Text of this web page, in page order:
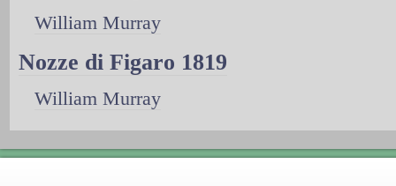
William Murray
Nozze di Figaro 1819
William Murray